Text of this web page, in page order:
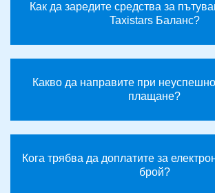
КонтактиКак да заредите средства за
Taxistars Баланс?
Какво да направите при
плащане?
Кога трябва да доплатите за
брой?